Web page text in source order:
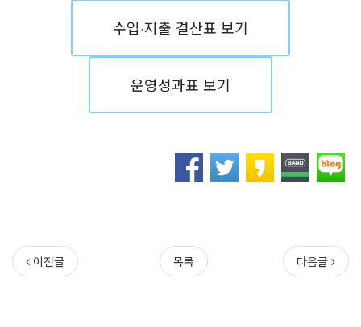
수입·지출 결산표 보기
운영성과표 보기
이전글 목록 다음글